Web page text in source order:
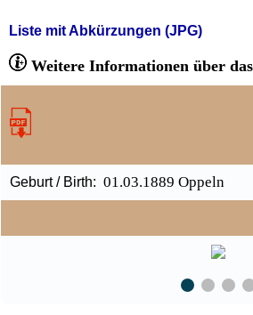
Liste mit Abkürzungen (JPG)
Weitere Informationen über
Geburt / Birth: 01.03.1889 Oppeln